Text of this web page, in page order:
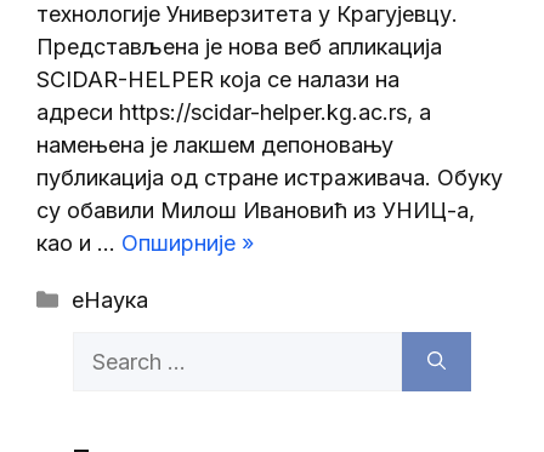
технологије Универзитета у Крагујевцу.
Представљена је нова веб апликација
SCIDAR-HELPER која се налази на
адреси https://scidar-helper.kg.ac.rs, а
намењена је лакшем депоновању
публикација од стране истраживача. Обуку
су обавили Милош Ивановић из УНИЦ-а,
као и … Опширније »
Categories
еНаука